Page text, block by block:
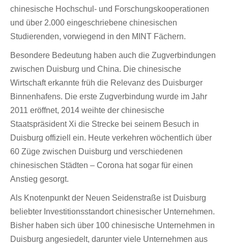
chinesische Hochschul- und Forschungskooperationen
und über 2.000 eingeschriebene chinesischen
Studierenden, vorwiegend in den MINT Fächern.
Besondere Bedeutung haben auch die Zugverbindungen
zwischen Duisburg und China. Die chinesische
Wirtschaft erkannte früh die Relevanz des Duisburger
Binnenhafens. Die erste Zugverbindung wurde im Jahr
2011 eröffnet, 2014 weihte der chinesische
Staatspräsident Xi die Strecke bei seinem Besuch in
Duisburg offiziell ein. Heute verkehren wöchentlich über
60 Züge zwischen Duisburg und verschiedenen
chinesischen Städten – Corona hat sogar für einen
Anstieg gesorgt.
Als Knotenpunkt der Neuen Seidenstraße ist Duisburg
beliebter Investitionsstandort chinesischer Unternehmen.
Bisher haben sich über 100 chinesische Unternehmen in
Duisburg angesiedelt, darunter viele Unternehmen aus